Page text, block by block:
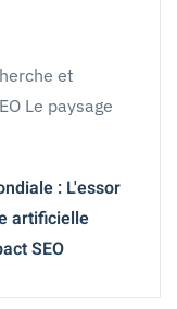
et
Le paysage
: L'essor
artificielle
SEO